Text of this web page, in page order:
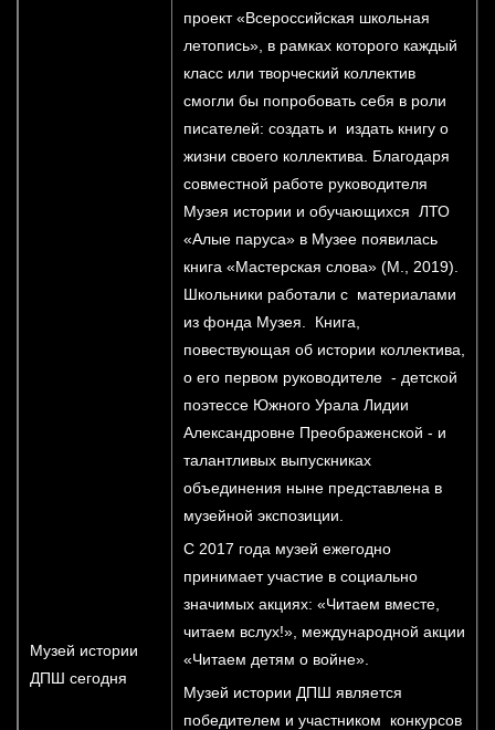
Музей истории
ДПШ сегодня
проект «Всероссийская школьная
летопись», в рамках которого каждый
класс или творческий коллектив
смогли бы попробовать себя в роли
писателей: создать и издать книгу о
жизни своего коллектива. Благодаря
совместной работе руководителя
Музея истории и обучающихся ЛТО
«Алые паруса» в Музее появилась
книга «Мастерская слова» (М., 2019).
Школьники работали с материалами
из фонда Музея. Книга,
повествующая об истории коллектива,
о его первом руководителе - детской
поэтессе Южного Урала Лидии
Александровне Преображенской - и
талантливых выпускниках
объединения ныне представлена в
музейной экспозиции.
С 2017 года музей ежегодно
принимает участие в социально
значимых акциях: «Читаем вместе,
читаем вслух!», международной акции
«Читаем детям о войне».
Музей истории ДПШ является
победителем и участником конкурсов